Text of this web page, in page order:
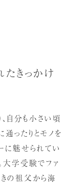
きっかけ
自分も小さい頃
通ったりとモノを
に魅せられてい
大学受験でファ
きの祖父から海